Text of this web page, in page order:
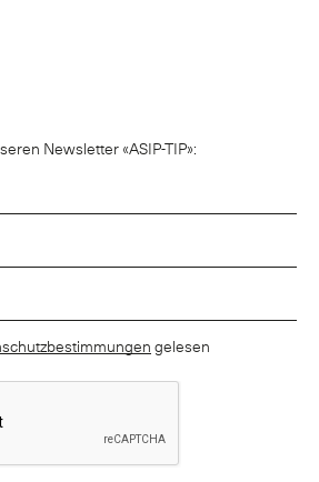
Newsletter «ASIP-TIP»:
gelesen